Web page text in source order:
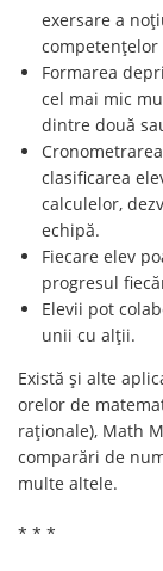
exersare a
competențelor
Formarea
cel mai mic
dintre două
clasificarea
calculelor,
echipă.
Fiecare elev
progresul
Elevii pot
unii cu alții.
Există și alte
orelor de
raționale), Math
comparări de
multe altele.
* * *